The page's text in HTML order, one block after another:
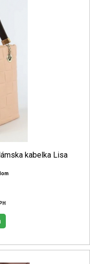
kabelka Lisa